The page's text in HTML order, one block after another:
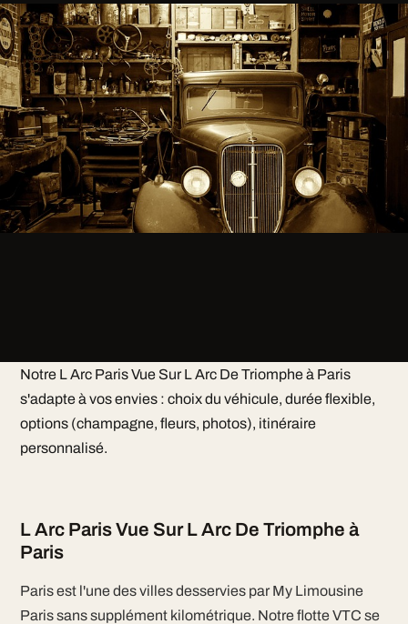
Notre L Arc Paris Vue Sur L Arc De Triomphe à Paris
s'adapte à vos envies : choix du véhicule, durée flexible,
options (champagne, fleurs, photos), itinéraire
personnalisé.
L Arc Paris Vue Sur L Arc De Triomphe à
Paris
Paris est l'une des villes desservies par My Limousine
Paris sans supplément kilométrique. Notre flotte VTC se